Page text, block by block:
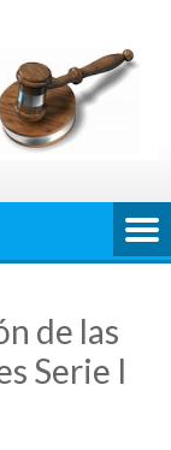
de las
Serie I